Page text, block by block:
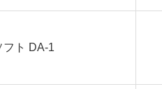
フト DA-1